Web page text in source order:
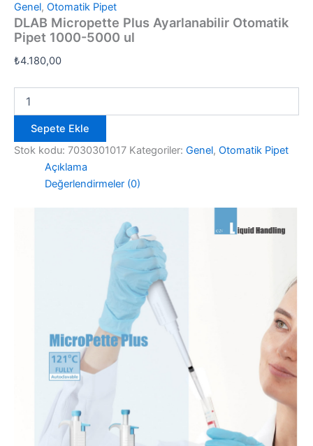
Genel, Otomatik Pipet
DLAB Micropette Plus Ayarlanabilir Otomatik
Pipet 1000-5000 ul
₺4.180,00
Micropette
Ayarlanabilir
Otomatik
Sepete Ekle
Stok kodu: 7030301017 Kategoriler: Genel, Otomatik Pipet
Açıklama
Değerlendirmeler (0)